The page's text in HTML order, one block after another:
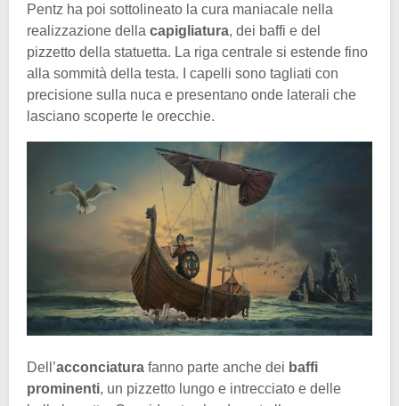
Pentz ha poi sottolineato la cura maniacale nella
realizzazione della capigliatura, dei baffi e del
pizzetto della statuetta. La riga centrale si estende fino
alla sommità della testa. I capelli sono tagliati con
precisione sulla nuca e presentano onde laterali che
lasciano scoperte le orecchie.
Dell’acconciatura fanno parte anche dei baffi
prominenti, un pizzetto lungo e intrecciato e delle